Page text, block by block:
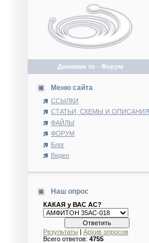
Динамик то - Форум
Меню сайта
ССЫЛКИ
СТАТЬИ, СХЕМЫ И ОПИСАНИЯ
ФАЙЛЫ
ФОРУМ
Блог
Видео
Наш опрос
КАКАЯ у ВАС АС?
Результаты | Архив опросов
Всего ответов: 4755